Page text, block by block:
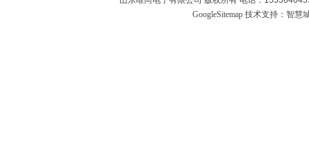
GoogleSitemap技术支持： 智慧